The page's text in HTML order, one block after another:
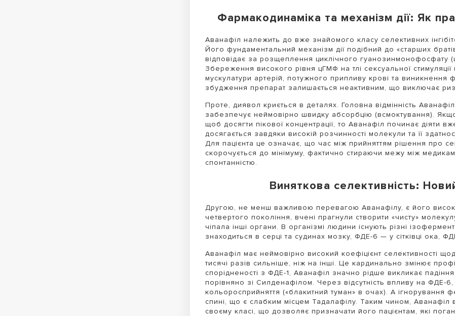
Фармакодинаміка та механізм дії: Як
Аванафіл належить до вже знайомого класу селективних
Його фундаментальний механізм дії подібний до «старших
відповідає за розщеплення циклічного гуанозинмонофосфату
Збереження високого рівня цГМФ на тлі сексуальної
мускулатури артерій, потужного припливу крові та виникнення
збудження препарат залишається неактивним, що виключає
Проте, диявол криється в деталях. Головна відмінність
забезпечує неймовірно швидку абсорбцію (всмоктування).
щоб досягти пікової концентрації, то Аванафіл починає діяти
досягається завдяки високій розчинності молекули та її
Для пацієнта це означає, що час між прийняттям рішення про
скорочується до мінімуму, фактично стираючи межу між
спонтанністю.
Виняткова селективність:
Другою, не менш важливою перевагою Аванафілу, є його
четвертого покоління, вчені прагнули створити «чисту»
чіпала інші органи. В організмі людини існують різні
знаходиться в серці та судинах мозку, ФДЕ-6 — у сітківці ока,
Аванафіл має неймовірно високий коефіцієнт селективності
тисячі разів сильніше, ніж на інші. Це кардинально змінює
спорідненості з ФДЕ-1, Аванафіл значно рідше викликає
порівняно зі Силденафілом. Через відсутність впливу на ФДЕ-
кольоросприйняття («блакитний туман» в очах). А ігнорування
спині, що є слабким місцем Тадалафілу. Таким чином,
своєму класі, що дозволяє призначати його пацієнтам, які